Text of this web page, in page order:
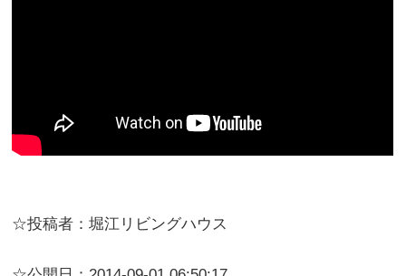
☆投稿者：堀江リビングハウス